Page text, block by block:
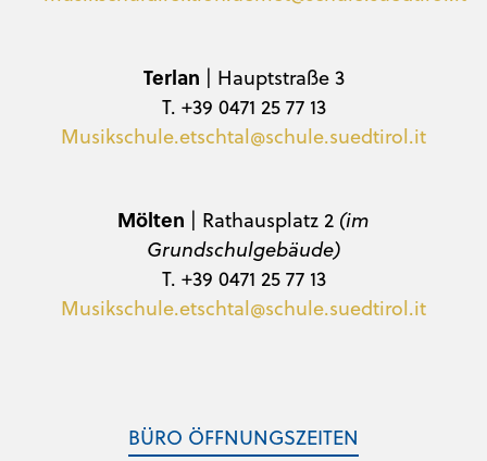
Terlan | Hauptstraße 3
T. +39 0471 25 77 13
Musikschule.etschtal@schule.suedtirol.it
Mölten | Rathausplatz 2 (im
Grundschulgebäude)
T. +39 0471 25 77 13
Musikschule.etschtal@schule.suedtirol.it
BÜRO ÖFFNUNGSZEITEN